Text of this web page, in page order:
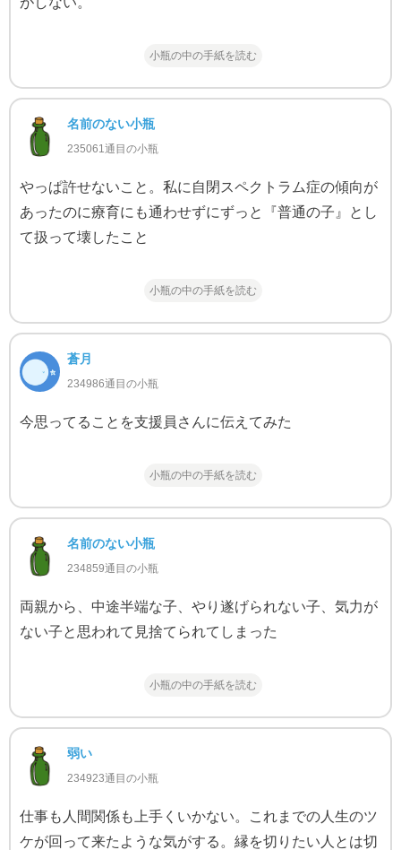
小瓶の中の手紙を読む
名前のない小瓶
235061通目の小瓶
やっぱ許せないこと。私に自閉スペクトラム症の傾向が
あったのに療育にも通わせずにずっと『普通の子』とし
て扱って壊したこと
小瓶の中の手紙を読む
蒼月
234986通目の小瓶
今思ってることを支援員さんに伝えてみた
小瓶の中の手紙を読む
名前のない小瓶
234859通目の小瓶
両親から、中途半端な子、やり遂げられない子、気力が
ない子と思われて見捨てられてしまった
小瓶の中の手紙を読む
弱い
234923通目の小瓶
仕事も人間関係も上手くいかない。これまでの人生のツ
ケが回って来たような気がする。縁を切りたい人とは切